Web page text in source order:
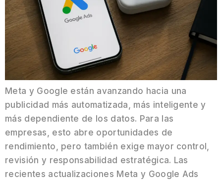
Meta y Google están avanzando hacia una
publicidad más automatizada, más inteligente y
más dependiente de los datos. Para las
empresas, esto abre oportunidades de
rendimiento, pero también exige mayor control,
revisión y responsabilidad estratégica. Las
recientes actualizaciones Meta y Google Ads